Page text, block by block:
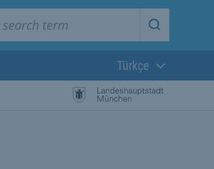
Start
Güncel dil:
Türkçe